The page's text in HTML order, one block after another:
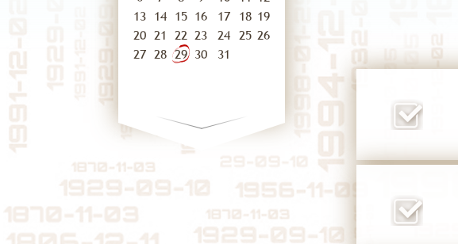
13 14 15 16 17 18 19
20 21 22 23 24 25 26
27 28 29 30 31